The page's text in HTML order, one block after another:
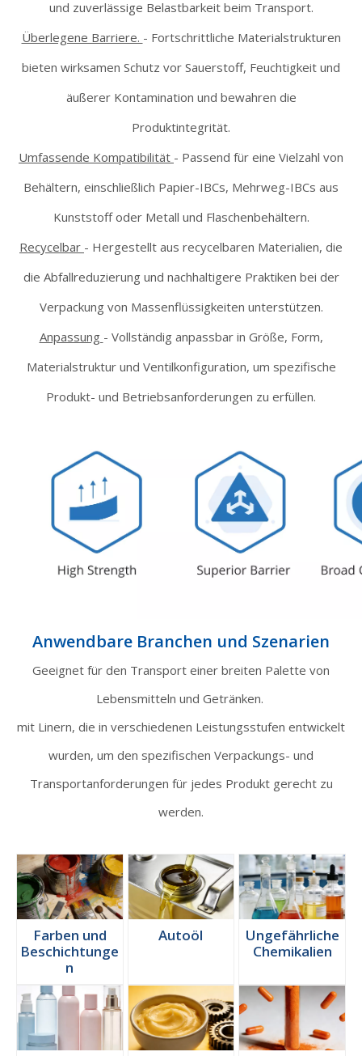
und zuverlässige Belastbarkeit beim Transport.
Überlegene Barriere. - Fortschrittliche Materialstrukturen
bieten wirksamen Schutz vor Sauerstoff, Feuchtigkeit und
äußerer Kontamination und bewahren die
Produktintegrität.
Umfassende Kompatibilität - Passend für eine Vielzahl von
Behältern, einschließlich Papier-IBCs, Mehrweg-IBCs aus
Kunststoff oder Metall und Flaschenbehältern.
Recycelbar - Hergestellt aus recycelbaren Materialien, die
die Abfallreduzierung und nachhaltigere Praktiken bei der
Verpackung von Massenflüssigkeiten unterstützen.
Anpassung - Vollständig anpassbar in Größe, Form,
Materialstruktur und Ventilkonfiguration, um spezifische
Produkt- und Betriebsanforderungen zu erfüllen.
Anwendbare Branchen und Szenarien
Geeignet für den Transport einer breiten Palette von
Lebensmitteln und Getränken.
mit Linern, die in verschiedenen Leistungsstufen entwickelt
wurden, um den spezifischen Verpackungs- und
Transportanforderungen für jedes Produkt gerecht zu
werden.
Farben und
Beschichtunge
n
Autoöl
Ungefährliche
Chemikalien